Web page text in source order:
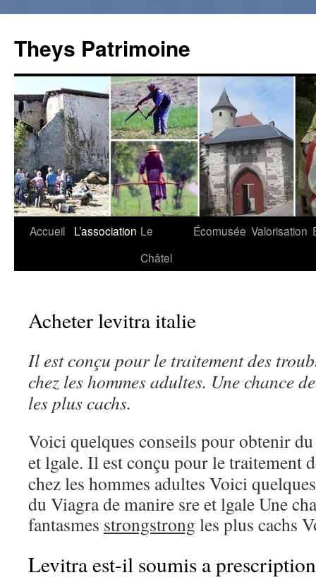
Theys Patrimoine
Aller
Accueil L’association Le
Châtel
Écomusée Valorisation
Acheter levitra italie
Il est conçu pour le traitement des
chez les hommes adultes. Une chance
les plus cachs.
Voici quelques conseils pour obtenir
et lgale. Ilest conçu pour le traitement
chez les hommes adultes Voici
du Viagra de manire sre et lgale Une
fantasmes strongstrong les plus cachs
Levitra est-il soumis a